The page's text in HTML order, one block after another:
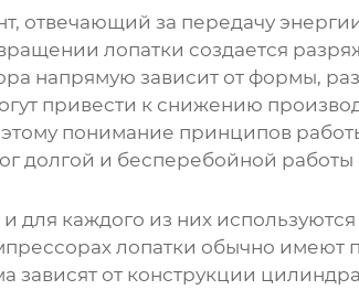
отвечающий за передачу
лопатки создается
напрямую зависит от формы,
привести к снижению
понимание принципов
долгой и бесперебойной
для каждого из них
лопатки обычно имеют
зависят от конструкции